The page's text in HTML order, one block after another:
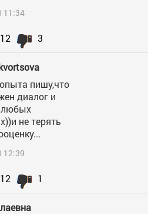
11:34
3
12
пишу,что
диалог и
любых
не терять
12:39
1
12